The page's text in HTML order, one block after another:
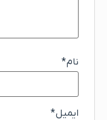
نام*
ایمیل*